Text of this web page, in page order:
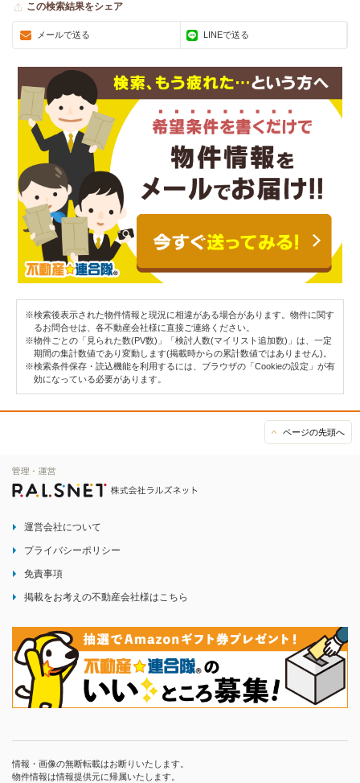
この検索結果をシェア
メールで送る LINEで送る
※検索後表示された物件情報と現況に相違がある場合があります。物件に関す
るお問合せは、各不動産会社様に直接ご連絡ください。
※物件ごとの「見られた数(PV数)」「検討人数(マイリスト追加数)」は、一定
期間の集計数値であり変動します(掲載時からの累計数値ではありません)。
※検索条件保存・読込機能を利用するには、ブラウザの「Cookieの設定」が有
効になっている必要があります。
ページの先頭へ
運営会社について
プライバシーポリシー
免責事項
掲載をお考えの不動産会社様はこちら
情報・画像の無断転載はお断りいたします。
物件情報は情報提供元に帰属いたします。